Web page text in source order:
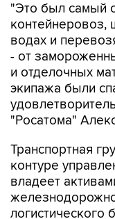
"Это был самый
водах и
- от
и отделочных
экипажа были
"Росатома"
Транспортная
контуре
владеет
логистического